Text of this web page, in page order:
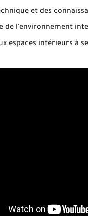
et des
de l'environnement
espaces intérieurs à